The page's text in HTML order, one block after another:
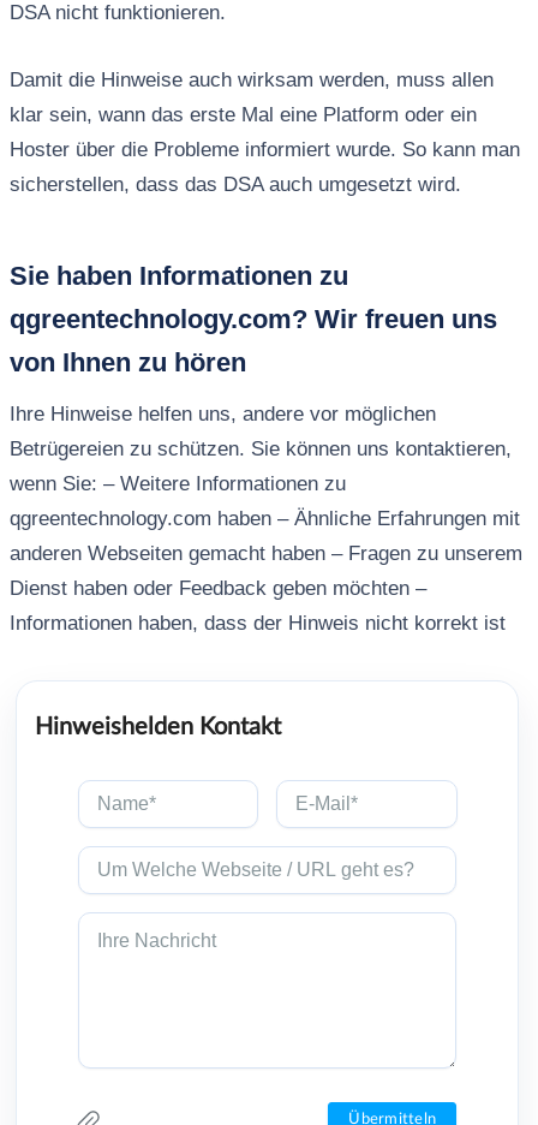
DSA nicht funktionieren.
Damit die Hinweise auch wirksam werden, muss allen
klar sein, wann das erste Mal eine Platform oder ein
Hoster über die Probleme informiert wurde. So kann man
sicherstellen, dass das DSA auch umgesetzt wird.
Sie haben Informationen zu
qgreentechnology.com? Wir freuen uns
von Ihnen zu hören
Ihre Hinweise helfen uns, andere vor möglichen
Betrügereien zu schützen. Sie können uns kontaktieren,
wenn Sie: – Weitere Informationen zu
qgreentechnology.com haben – Ähnliche Erfahrungen mit
anderen Webseiten gemacht haben – Fragen zu unserem
Dienst haben oder Feedback geben möchten –
Informationen haben, dass der Hinweis nicht korrekt ist
Hinweishelden Kontakt